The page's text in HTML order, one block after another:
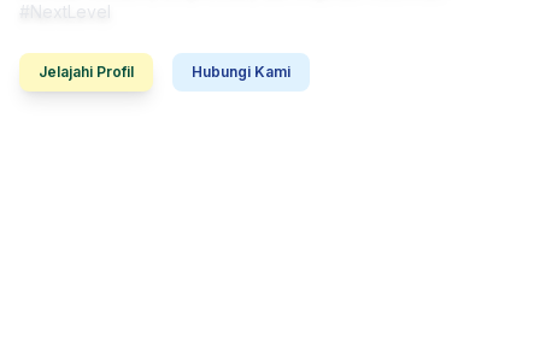
#NextLevel
Jelajahi Profil Hubungi Kami